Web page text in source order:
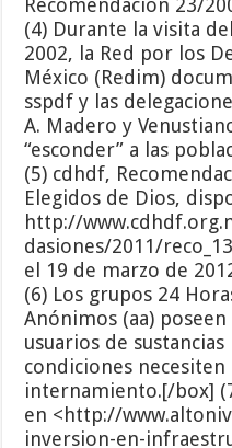
Recomendación 23/
(4) Durante la visita
2002, la Red por los
México (Redim)
sspdf y las
A. Madero y
“esconder” a las
(5) cdhdf,
Elegidos de Dios,
http://
dasiones/2011/
el 19 de marzo de
(6) Los grupos 24
Anónimos (aa)
usuarios de
condiciones
internamiento.[/box]
en <http://
inversion-en-